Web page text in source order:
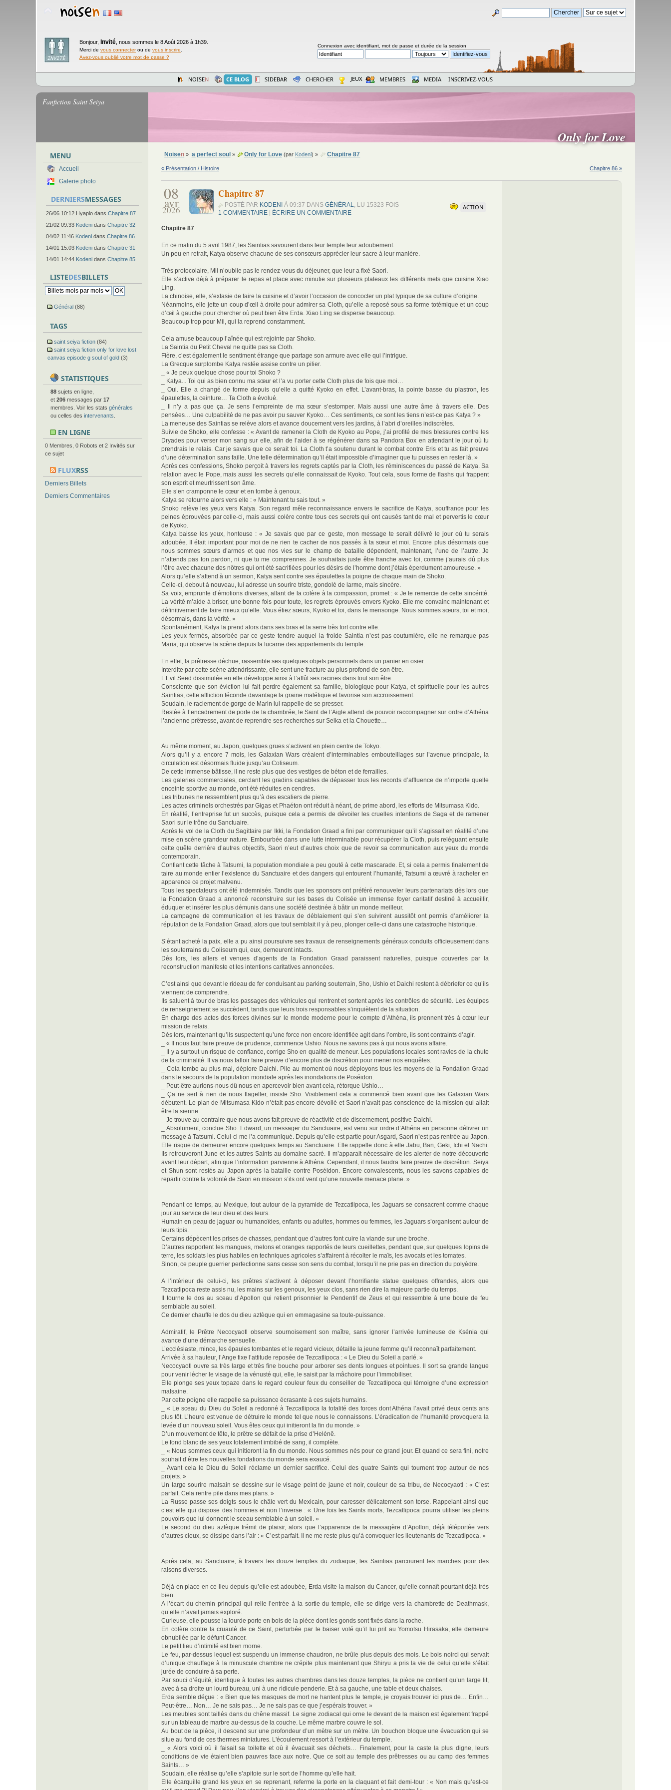
Bonjour, Invité nous sommes le 8 Août 2026 à 1h39.
Merci de vous connecterou de vous inscrire
Avez-vous oublié votre mot de passe ?
Connexion avec identifiant, mot de passe et durée de la session
NOISEN CE BLOG SIDEBAR CHERCHER JEUX MEMBRES MEDIA INSCRIVEZ-VOUS
Fanfiction Saint Seiya
MENU
Accueil
Galerie photo
DERNIERSMESSAGES
26/06 10:12 Hyaplo dans Chapitre 87
21/02 09:33 Kodeni dans Chapitre 32
04/02 11:46 Kodeni dans Chapitre 86
14/01 15:03 Kodeni dans Chapitre 31
14/01 14:44 Kodeni dans Chapitre 85
LISTEDESBILLETS
Général (88)
TAGS
saint seiya fiction (84)
saint seiya fiction only for love lost
canvas episode g soul of gold (3)
STATISTIQUES
88 sujets en ligne,
et 206 messages par 17
membres. Voir les stats générales
ou celles des intervenants
EN LIGNE
0 Membres, 0 Robots et 2 Invités sur
ce sujet
FLUXRSS
Derniers Billets
Derniers Commentaires
Only for Love
Noisen » a perfect soul » Only for Love(par Kodeni) » Chapitre 87
« Présentation / Histoire Chapitre 86 »
08
avr
2026
Chapitre 87
ACTION
POSTÉ PAR KODENI À 09:37 DANS GÉNÉRAL, LU 15323 FOIS
1 COMMENTAIRE | ÉCRIRE UN COMMENTAIRE
Chapitre 87
En ce matin du 5 avril 1987, les Saintias savourent dans leur temple leur adoubement.
Un peu en retrait, Katya observe chacune de ses consœurs apprécier leur sacre à leur manière.
Très protocolaire, Mii n’oublie pas le rendez-vous du déjeuner, que leur a fixé Saori.
Elle s’active déjà à préparer le repas et place avec minutie sur plusieurs plateaux les différents mets que cuisine Xiao
Ling.
La chinoise, elle, s’extasie de faire la cuisine et d’avoir l’occasion de concocter un plat typique de sa culture d’origine.
Néanmoins, elle jette un coup d’œil à droite pour admirer sa Cloth, qu’elle a reposé sous sa forme totémique et un coup
d’œil à gauche pour chercher où peut bien être Erda. Xiao Ling se disperse beaucoup.
Beaucoup trop pour Mii, qui la reprend constamment.
Cela amuse beaucoup l’aînée qui est rejointe par Shoko.
La Saintia du Petit Cheval ne quitte pas sa Cloth.
Fière, c’est également le sentiment étrange que partage son armure avec elle qui l’intrigue.
La Grecque surplombe Katya restée assise contre un pilier.
_ « Je peux quelque chose pour toi Shoko ?
_ Katya... Toi qui as bien connu ma sœur et l’a vu porter cette Cloth plus de fois que moi…
_ Oui. Elle a changé de forme depuis qu’elle a quitté Kyoko en effet. L’avant-bras, la pointe basse du plastron, les
épaulettes, la ceinture… Ta Cloth a évolué.
_ Il n’y a pas que ça. Je sens l’empreinte de ma sœur s’estomper. Mais aussi une autre âme à travers elle. Des
pensées… Une culpabilité de ne pas avoir pu sauver Kyoko… Ces sentiments, ce sont les tiens n’est-ce pas Katya ? »
La meneuse des Saintias se relève alors et avance doucement vers les jardins, à l’abri d’oreilles indiscrètes.
Suivie de Shoko, elle confesse : « Avant de ramener la Cloth de Kyoko au Pope, j’ai profité de mes blessures contre les
Dryades pour verser mon sang sur elle, afin de l’aider à se régénérer dans sa Pandora Box en attendant le jour où tu
prendrais le relais. Car je savais que ce serait toi. La Cloth t’a soutenu durant le combat contre Eris et tu as fait preuve
d’une détermination sans faille. Une telle détermination qu’il était impossible d’imaginer que tu puisses en rester là. »
Après ces confessions, Shoko perçoit à travers les regrets captés par la Cloth, les réminiscences du passé de Katya. Sa
relation avec le Pope, mais aussi les secrets qu’elle connaissait de Kyoko. Tout cela, sous forme de flashs qui frappent
son esprit et meurtrissent son âme.
Elle s’en cramponne le cœur et en tombe à genoux.
Katya se retourne alors vers elle : « Maintenant tu sais tout. »
Shoko relève les yeux vers Katya. Son regard mêle reconnaissance envers le sacrifice de Katya, souffrance pour les
peines éprouvées par celle-ci, mais aussi colère contre tous ces secrets qui ont causés tant de mal et pervertis le cœur
de Kyoko.
Katya baisse les yeux, honteuse : « Je savais que par ce geste, mon message te serait délivré le jour où tu serais
adoubée. Il était important pour moi de ne rien te cacher de nos passés à ta sœur et moi. Encore plus désormais que
nous sommes sœurs d’armes et que nos vies sur le champ de bataille dépendent, maintenant, l’une de l’autre. Je
n’attends pas ton pardon, ni que tu me comprennes. Je souhaitais juste être franche avec toi, comme j’aurais dû plus
l’être avec chacune des nôtres qui ont été sacrifiées pour les désirs de l’homme dont j’étais éperdument amoureuse. »
Alors qu’elle s’attend à un sermon, Katya sent contre ses épaulettes la poigne de chaque main de Shoko.
Celle-ci, debout à nouveau, lui adresse un sourire triste, gondolé de larme, mais sincère.
Sa voix, emprunte d’émotions diverses, allant de la colère à la compassion, promet : « Je te remercie de cette sincérité.
La vérité m’aide à briser, une bonne fois pour toute, les regrets éprouvés envers Kyoko. Elle me convainc maintenant et
définitivement de faire mieux qu’elle. Vous étiez sœurs, Kyoko et toi, dans le mensonge. Nous sommes sœurs, toi et moi,
désormais, dans la vérité. »
Spontanément, Katya la prend alors dans ses bras et la serre très fort contre elle.
Les yeux fermés, absorbée par ce geste tendre auquel la froide Saintia n’est pas coutumière, elle ne remarque pas
Maria, qui observe la scène depuis la lucarne des appartements du temple.
En effet, la prêtresse déchue, rassemble ses quelques objets personnels dans un panier en osier.
Interdite par cette scène attendrissante, elle sent une fracture au plus profond de son être.
L’Evil Seed dissimulée en elle développe ainsi à l’affût ses racines dans tout son être.
Consciente que son éviction lui fait perdre également sa famille, biologique pour Katya, et spirituelle pour les autres
Saintias, cette affliction féconde davantage la graine maléfique et favorise son accroissement.
Soudain, le raclement de gorge de Marin lui rappelle de se presser.
Restée à l’encadrement de porte de la chambrée, le Saint de l’Aigle attend de pouvoir raccompagner sur ordre d’Athéna
l’ancienne prêtresse, avant de reprendre ses recherches sur Seika et la Chouette…
Au même moment, au Japon, quelques grues s’activent en plein centre de Tokyo.
Alors qu’il y a encore 7 mois, les Galaxian Wars créaient d’interminables embouteillages sur l’avenue principale, la
circulation est désormais fluide jusqu’au Coliseum.
De cette immense bâtisse, il ne reste plus que des vestiges de béton et de ferrailles.
Les galeries commerciales, cerclant les gradins capables de dépasser tous les records d’affluence de n’importe quelle
enceinte sportive au monde, ont été réduites en cendres.
Les tribunes ne ressemblent plus qu’à des escaliers de pierre.
Les actes criminels orchestrés par Gigas et Phaéton ont réduit à néant, de prime abord, les efforts de Mitsumasa Kido.
En réalité, l’entreprise fut un succès, puisque cela a permis de dévoiler les cruelles intentions de Saga et de ramener
Saori sur le trône du Sanctuaire.
Après le vol de la Cloth du Sagittaire par Ikki, la Fondation Graad a fini par communiquer qu’il s’agissait en réalité d’une
mise en scène grandeur nature. Embourbée dans une lutte interminable pour récupérer la Cloth, puis reléguant ensuite
cette quête derrière d’autres objectifs, Saori n’eut d’autres choix que de revoir sa communication aux yeux du monde
contemporain.
Confiant cette tâche à Tatsumi, la population mondiale a peu gouté à cette mascarade. Et, si cela a permis finalement de
taire au monde entier l’existence du Sanctuaire et des dangers qui entourent l’humanité, Tatsumi a œuvré à racheter en
apparence ce projet malvenu.
Tous les spectateurs ont été indemnisés. Tandis que les sponsors ont préféré renouveler leurs partenariats dès lors que
la Fondation Graad a annoncé reconstruire sur les bases du Colisée un immense foyer caritatif destiné à accueillir,
éduquer et insérer les plus démunis dans une société destinée à bâtir un monde meilleur.
La campagne de communication et les travaux de déblaiement qui s’en suivirent aussitôt ont permis d’améliorer la
réputation de la Fondation Graad, alors que tout semblait il y à peu, plonger celle-ci dans une catastrophe historique.
S’étant acheté la paix, elle a pu ainsi poursuivre ses travaux de renseignements généraux conduits officieusement dans
les souterrains du Coliseum qui, eux, demeurent intacts.
Dès lors, les allers et venues d’agents de la Fondation Graad paraissent naturelles, puisque couvertes par la
reconstruction manifeste et les intentions caritatives annoncées.
C’est ainsi que devant le rideau de fer conduisant au parking souterrain, Sho, Ushio et Daichi restent à débriefer ce qu’ils
viennent de comprendre.
Ils saluent à tour de bras les passages des véhicules qui rentrent et sortent après les contrôles de sécurité. Les équipes
de renseignement se succèdent, tandis que leurs trois responsables s’inquiètent de la situation.
En charge des actes des forces divines sur le monde moderne pour le compte d’Athéna, ils prennent très à cœur leur
mission de relais.
Dès lors, maintenant qu’ils suspectent qu’une force non encore identifiée agit dans l’ombre, ils sont contraints d’agir.
_ « Il nous faut faire preuve de prudence, commence Ushio. Nous ne savons pas à qui nous avons affaire.
_ Il y a surtout un risque de confiance, corrige Sho en qualité de meneur. Les populations locales sont ravies de la chute
de la criminalité. Il va nous falloir faire preuve d’encore plus de discrétion pour mener nos enquêtes.
_ Cela tombe au plus mal, déplore Daichi. Pile au moment où nous déployons tous les moyens de la Fondation Graad
dans le secours de la population mondiale après les inondations de Poséidon.
_ Peut-être aurions-nous dû nous en apercevoir bien avant cela, rétorque Ushio…
_ Ça ne sert à rien de nous flageller, insiste Sho. Visiblement cela a commencé bien avant que les Galaxian Wars
débutent. Le plan de Mitsumasa Kido n’était pas encore dévoilé et Saori n’avait pas conscience de la mission qui allait
être la sienne.
_ Je trouve au contraire que nous avons fait preuve de réactivité et de discernement, positive Daichi.
_ Absolument, conclue Sho. Edward, un messager du Sanctuaire, est venu sur ordre d’Athéna en personne délivrer un
message à Tatsumi. Celui-ci me l’a communiqué. Depuis qu’elle est partie pour Asgard, Saori n’est pas rentrée au Japon.
Elle risque de demeurer encore quelques temps au Sanctuaire. Elle rappelle donc à elle Jabu, Ban, Geki, Ichi et Nachi.
Ils retrouveront June et les autres Saints au domaine sacré. Il m’apparait nécessaire de les alerter de notre découverte
avant leur départ, afin que l’information parvienne à Athéna. Cependant, il nous faudra faire preuve de discrétion. Seiya
et Shun sont restés au Japon après la bataille contre Poséidon. Encore convalescents, nous les savons capables de
repartir contre la volonté de Saori en mission s’ils ont vent qu’une nouvelle menace plane. »
Pendant ce temps, au Mexique, tout autour de la pyramide de Tezcatlipoca, les Jaguars se consacrent comme chaque
jour au service de leur dieu et des leurs.
Humain en peau de jaguar ou humanoïdes, enfants ou adultes, hommes ou femmes, les Jaguars s’organisent autour de
leurs tipis.
Certains dépècent les prises de chasses, pendant que d’autres font cuire la viande sur une broche.
D’autres rapportent les mangues, melons et oranges rapportés de leurs cueillettes, pendant que, sur quelques lopins de
terre, les soldats les plus habiles en techniques agricoles s’affairent à récolter le maïs, les avocats et les tomates.
Sinon, ce peuple guerrier perfectionne sans cesse son sens du combat, lorsqu’il ne prie pas en direction du polyèdre.
A l’intérieur de celui-ci, les prêtres s’activent à déposer devant l’horrifiante statue quelques offrandes, alors que
Tezcatlipoca reste assis nu, les mains sur les genoux, les yeux clos, sans rien dire la majeure partie du temps.
Il tourne le dos au sceau d’Apollon qui retient prisonnier le Pendentif de Zeus et qui ressemble à une boule de feu
semblable au soleil.
Ce dernier chauffe le dos du dieu aztèque qui en emmagasine sa toute-puissance.
Admiratif, le Prêtre Necocyaotl observe sournoisement son maître, sans ignorer l’arrivée lumineuse de Ksénia qui
avance d’une démarche sensuelle.
L’ecclésiaste, mince, les épaules tombantes et le regard vicieux, détaille la jeune femme qu’il reconnaît parfaitement.
Arrivée à sa hauteur, l’Ange fixe l’attitude reposée de Tezcatlipoca : « Le Dieu du Soleil a parlé. »
Necocyaotl ouvre sa très large et très fine bouche pour arborer ses dents longues et pointues. Il sort sa grande langue
pour venir lécher le visage de la vénusté qui, elle, le saisit par la mâchoire pour l’immobiliser.
Elle plonge ses yeux topaze dans le regard couleur feux du conseiller de Tezcatlipoca qui témoigne d’une expression
malsaine.
Par cette poigne elle rappelle sa puissance écrasante à ces sujets humains.
_ « Le sceau du Dieu du Soleil a redonné à Tezcatlipoca la totalité des forces dont Athéna l’avait privé deux cents ans
plus tôt. L’heure est venue de détruire le monde tel que nous le connaissons. L’éradication de l’humanité provoquera la
levée d’un nouveau soleil. Vous êtes ceux qui initieront la fin du monde. »
D’un mouvement de tête, le prêtre se défait de la prise d’Helénê.
Le fond blanc de ses yeux totalement imbibé de sang, il complète.
_ « Nous sommes ceux qui initieront la fin du monde. Nous sommes nés pour ce grand jour. Et quand ce sera fini, notre
souhait d’être les nouvelles fondations du monde sera exaucé.
_ Avant cela le Dieu du Soleil réclame un dernier sacrifice. Celui des quatre Saints qui tournent trop autour de nos
projets. »
Un large sourire malsain se dessine sur le visage peint de jaune et noir, couleur de sa tribu, de Necocyaotl : « C’est
parfait. Cela rentre pile dans mes plans. »
La Russe passe ses doigts sous le châle vert du Mexicain, pour caresser délicatement son torse. Rappelant ainsi que
c’est elle qui dispose des hommes et non l’inverse : « Une fois les Saints morts, Tezcatlipoca pourra utiliser les pleins
pouvoirs que lui donnent le sceau semblable à un soleil. »
Le second du dieu aztèque frémit de plaisir, alors que l’apparence de la messagère d’Apollon, déjà téléportée vers
d’autres cieux, se dissipe dans l’air : « C’est parfait. Il ne me reste plus qu’à convoquer les lieutenants de Tezcatlipoca. »
Après cela, au Sanctuaire, à travers les douze temples du zodiaque, les Saintias parcourent les marches pour des
raisons diverses.
Déjà en place en ce lieu depuis qu’elle est adoubée, Erda visite la maison du Cancer, qu’elle connaît pourtant déjà très
bien.
A l’écart du chemin principal qui relie l’entrée à la sortie du temple, elle se dirige vers la chambrette de Deathmask,
qu’elle n’avait jamais exploré.
Curieuse, elle pousse la lourde porte en bois de la pièce dont les gonds sont fixés dans la roche.
En colère contre la cruauté de ce Saint, perturbée par le baiser volé qu’il lui prit au Yomotsu Hirasaka, elle demeure
obnubilée par le défunt Cancer.
Le petit lieu d’intimité est bien morne.
Le feu, par-dessus lequel est suspendu un immense chaudron, ne brûle plus depuis des mois. Le bois noirci qui servait
d’unique chauffage à la minuscule chambre ne crépite plus maintenant que Shiryu a pris la vie de celui qu’elle s’était
jurée de conduire à sa perte.
Par souci d’équité, identique à toutes les autres chambres dans les douze temples, la pièce ne contient qu’un large lit,
avec à sa droite un lourd bureau, uni à une ridicule penderie. Et à sa gauche, une table et deux chaises.
Erda semble déçue : « Bien que les masques de mort ne hantent plus le temple, je croyais trouver ici plus de… Enfin…
Peut-être… Non… Je ne sais pas… Je ne sais pas ce que j’espérais trouver. »
Les meubles sont taillés dans du chêne massif. Le signe zodiacal qui orne le devant de la maison est également frappé
sur un tableau de marbre au-dessus de la couche. Le même marbre couvre le sol.
Au bout de la pièce, il descend sur une profondeur d’un mètre sur un mètre. Un bouchon bloque une évacuation qui se
situe au fond de ces thermes miniatures. L'écoulement ressort à l’extérieur du temple.
_ « Alors voici où il faisait sa toilette et où il évacuait ses déchets… Finalement, pour la caste la plus digne, leurs
conditions de vie étaient bien pauvres face aux notre. Que ce soit au temple des prêtresses ou au camp des femmes
Saints… »
Soudain, elle réalise qu’elle s’apitoie sur le sort de l’homme qu’elle hait.
Elle écarquille grand les yeux en se reprenant, referme la porte en la claquant et fait demi-tour : « Non mais qu’est-ce